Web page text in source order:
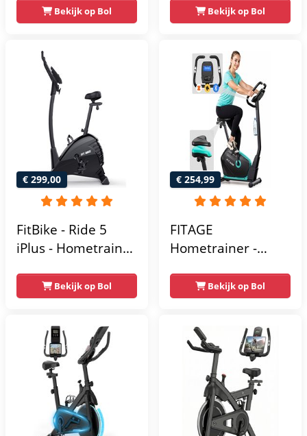
Magnetische Fiets -
Hartslagsensoren -
Gemakkelijk te
transporteren -
Antislippedalen -
Homegym -
Stabiele structuur -
gebruikersgewicht
110 kg - Zwart en
Blauw
Bekijk op Bol
weerstandsniveaus
- Tablethouder -
Hartslagfunctie en
transportwielen
Bekijk op Bol
€ 299,00
FitBike - Ride 5
iPlus - Hometrainer
Trainingsprogramma's
- Hartslagsensoren
Bekijk op Bol
€ 254,99
FITAGE
Hometrainer -
Weerstandsniveaus
- Tablethouder
voor Bluetooth
Kinomap & Zwift -
Fiets Lage Instap,
Ergonomisch & Stil
- Hometrainers
Fitness voor Thuis
Bekijk op Bol